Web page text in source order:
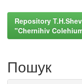
Repository
"Chernihiv
Пошук